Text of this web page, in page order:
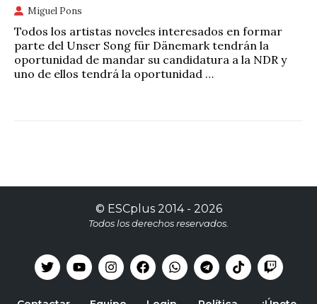
Miguel Pons
Todos los artistas noveles interesados en formar
parte del Unser Song für Dänemark tendrán la
oportunidad de mandar su candidatura a la NDR y
uno de ellos tendrá la oportunidad …
© ESCplus2014 - 2026
Todos los derechos reservados.